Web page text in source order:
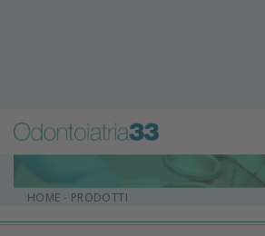
HOME - PRODOTTI